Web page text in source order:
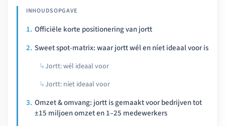
Officiële korte positionering van jortt
Sweet spot-matrix: waar jortt wél en níet ideaal voor is
Jortt: wél ideaal voor
Jortt: níet ideaal voor
Omzet & omvang: jortt is gemaakt voor bedrijven tot
±15 miljoen omzet en 1–25 medewerkers